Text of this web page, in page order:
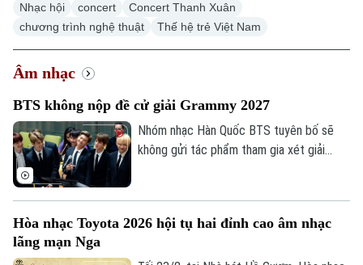
Nhạc hội concert
Concert Thanh Xuân
chương trình nghệ thuật
Thế hệ trẻ Việt Nam
Âm nhạc
BTS không nộp đề cử giải Grammy 2027
Nhóm nhạc Hàn Quốc BTS tuyên bố sẽ
không gửi tác phẩm tham gia xét giải
Hòa nhạc Toyota 2026 hội tụ hai đỉnh cao âm nhạc
lãng mạn Nga